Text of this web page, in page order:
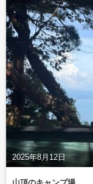
2025年8月12日